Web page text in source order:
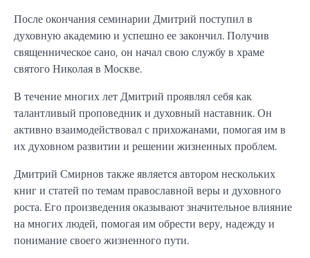
После окончания семинарии Дмитрий поступил в
духовную академию и успешно ее закончил. Получив
священническое сано, он начал свою службу в храме
святого Николая в Москве.
В течение многих лет Дмитрий проявлял себя как
талантливый проповедник и духовный наставник. Он
активно взаимодействовал с прихожанами, помогая им в
их духовном развитии и решении жизненных проблем.
Дмитрий Смирнов также является автором нескольких
книг и статей по темам православной веры и духовного
роста. Его произведения оказывают значительное влияние
на многих людей, помогая им обрести веру, надежду и
понимание своего жизненного пути.